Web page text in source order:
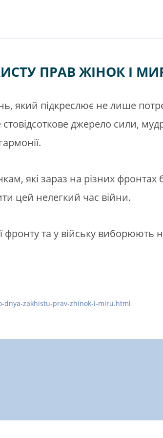
ПРАВ ЖІНОК І
який підкреслює не лише
джерело сили,
які зараз на різних фронтах
цей нелегкий час війни.
та у війську виборюють
dnya-zakhistu-prav-zhinok-i-miru.html